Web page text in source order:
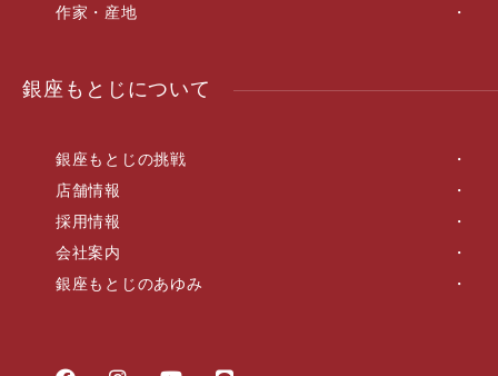
作家・産地
銀座もとじについて
銀座もとじの挑戦
店舗情報
採用情報
会社案内
銀座もとじのあゆみ